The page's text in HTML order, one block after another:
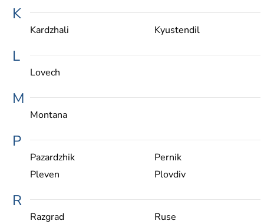
K
Kardzhali Kyustendil
L
Lovech
M
Montana
P
Pazardzhik
Pernik
Pleven
Plovdiv
R
Razgrad Ruse